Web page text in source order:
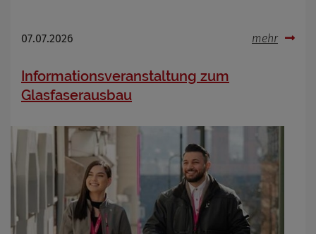
07.07.2026 mehr
Informationsveranstaltung zum
Glasfaserausbau